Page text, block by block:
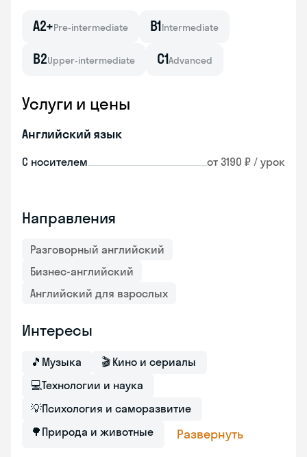
A2+Pre-intermediate B1Intermediate
B2Upper-intermediate C1Advanced
Услуги и цены
Английский язык
С носителем от 3190 ₽ / урок
Направления
Разговорный английский
Бизнес-английский
Английский для взрослых
Интересы
🎵 Музыка 🎬 Кино и сериалы
💻Технологии и наука
💡Психология и саморазвитие
🌳 Природа и животные Развернуть